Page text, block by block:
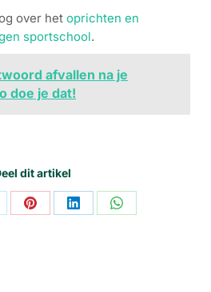
over het oprichten en
sportschool.
afvallen na je
doe je dat!
dit artikel
Share Share Share